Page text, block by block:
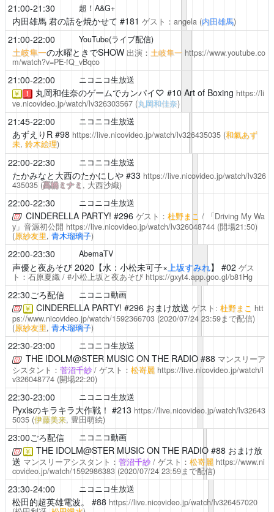
21:00-21:30 超！A&G+
内田雄馬 君の話を焼かせて #181 ゲスト：angela (内田雄馬)
21:00-22:00 YouTube(ライブ配信)
土岐隼一の水曜ときでSHOW 出演： 土岐隼一 https://www.youtube.co
m/watch?v=PE-fQ_vBqco
21:00-22:00 ニコニコ生放送
￥ ！ 丸岡和佳奈のゲームでカンパイ♡ #10 Art of Boxing https://li
ve.nicovideo.jp/watch/lv326303567 (丸岡和佳奈)
21:45-22:00 ニコニコ生放送
あずえりR#98 https://live.nicovideo.jp/watch/lv326435035 (和氣あず
未, 鈴木絵理)
22:00-22:30 ニコニコ生放送
たかみなと大西のたかにしや#33 https://live.nicovideo.jp/watch/lv326
435035 (髙橋ミナミ , 大西沙織)
22:00-22:30 ニコニコ生放送
CINDERELLA PARTY! #296 ゲスト： 杜野まこ / 「Driving My Wa
y」音源初公開 https://live.nicovideo.jp/watch/lv326048744(開場21:50)
(原紗友里, 青木瑠璃子)
22:00-23:30 AbemaTV
声優と夜あそび2020【水：小松未可子× 上坂すみれ】 #02 ゲス
ト：石原夏織 / #小松上坂と夜あそび https://gxyt4.app.goo.gl/b81Hg
22:30ごろ配信 ニコニコ動画
￥ CINDERELLA PARTY! #296 おまけ放送 ゲスト: 杜野まこ htt
ps://www.nicovideo.jp/watch/1592366703(2020/07/24 23:59まで配信)
(原紗友里, 青木瑠璃子)
22:30-23:00 ニコニコ生放送
THE IDOLM@STER MUSIC ON THE RADIO#88 マンスリーア
シスタント： 菅沼千紗/ ゲスト： 松嵜麗 https://live.nicovideo.jp/watch/l
v326048774(開場22:20)
22:30-23:00 ニコニコ生放送
Pyxisのキラキラ大作戦！ #213 https://live.nicovideo.jp/watch/lv32643
5035 (伊藤美来, 豊田萌絵)
23:00ごろ配信 ニコニコ動画
￥ THE IDOLM@STER MUSIC ON THE RADIO#88 おまけ放
送 マンスリーアシスタント： 菅沼千紗/ ゲスト： 松嵜麗 https://www.ni
covideo.jp/watch/1592986383(2020/07/24 23:59まで配信)
23:30-24:00 ニコニコ生放送
松田的超英雄電波。 #88 https://live.nicovideo.jp/watch/lv326457020